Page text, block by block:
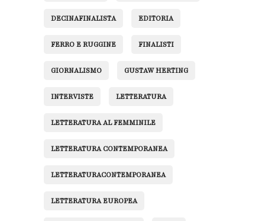
DECINAFINALISTA EDITORIA
FERRO E RUGGINE FINALISTI
GIORNALISMO GUSTAW HERTING
INTERVISTE LETTERATURA
LETTERATURA AL FEMMINILE
LETTERATURA CONTEMPORANEA
LETTERATURACONTEMPORANEA
LETTERATURA EUROPEA